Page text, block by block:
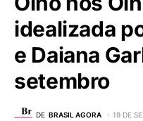
idealizada
e Daiana
setembro
DE BRASIL AGORA
19 DE